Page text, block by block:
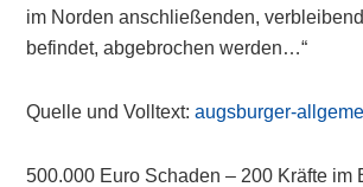
im Norden anschließenden,
befindet, abgebrochen werden…“
Quelle und Volltext:augsburger-
500.000 Euro Schaden – 200 Kräfte im